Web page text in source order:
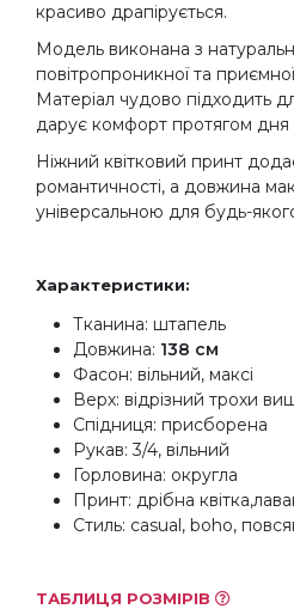
красиво драпірується.
Модель виконана з
повітропроникної та
Матеріал чудово підходить
дарує комфорт протягом дня
Ніжний квітковий принт
романтичності, а довжина
універсальною для будь-
Характеристики:
Тканина: штапель
Довжина: 138 см
Фасон: вільний, максі
Верх: відрізний трохи
Спідниця: присборена
Рукав: 3/4, вільний
Горловина: округла
Принт: дрібна
Стиль: casual, boho,
ТАБЛИЦЯ РОЗМІРІВ